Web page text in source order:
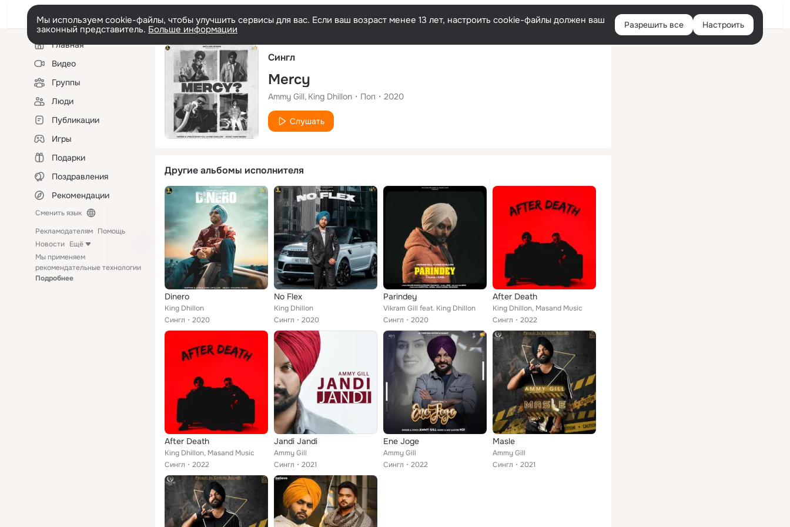
Русский Войти
Мы используем cookie-файлы, чтобы улучшить сервисы для вас. Если ваш возраст менее 13 лет, настроить cookie-файлы должен ваш
законный представитель. Больше информации Разрешить все Настроить
Левая
колонкаГлавная
Видео
Группы
Люди
Публикации
Игры
Подарки
Поздравления
Рекомендации
Сменить язык
Рекламодателям Помощь
Новости Ещё
Мы применяем
рекомендательные технологии
Подробнее
Сингл
Mercy
Ammy Gill King Dhillon Поп 2020
Слушать
Другие альбомы исполнителя
Dinero
King Dhillon
Сингл
2020
No Flex
King Dhillon
Сингл
2020
Parindey
Vikram Gill feat. King Dhillon
Сингл
2020
After Death
King Dhillon, Masand Music
Сингл
2022
After Death
King Dhillon, Masand Music
Сингл
2022
Jandi Jandi
Ammy Gill
Сингл
2021
Ene Joge
Ammy Gill
Сингл
2022
Masle
Ammy Gill
Сингл
2021